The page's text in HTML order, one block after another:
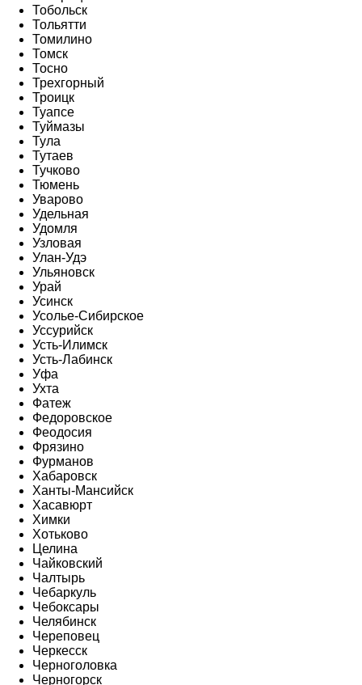
Тобольск
Тольятти
Томилино
Томск
Тосно
Трехгорный
Троицк
Туапсе
Туймазы
Тула
Тутаев
Тучково
Тюмень
Уварово
Удельная
Удомля
Узловая
Улан-Удэ
Ульяновск
Урай
Усинск
Усолье-Сибирское
Уссурийск
Усть-Илимск
Усть-Лабинск
Уфа
Ухта
Фатеж
Федоровское
Феодосия
Фрязино
Фурманов
Хабаровск
Ханты-Мансийск
Хасавюрт
Химки
Хотьково
Целина
Чайковский
Чалтырь
Чебаркуль
Чебоксары
Челябинск
Череповец
Черкесск
Черноголовка
Черногорск